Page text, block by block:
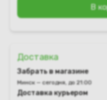
В
Доставка
Забрать в магазине
Минск — сегодня, до 21:00
Доставка курьером